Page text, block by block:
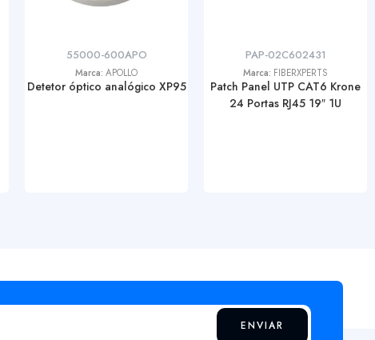
55000-600APO
Marca: APOLLO
Detetor óptico analógico XP95
PAP-02C602431
Marca: FIBERXPERTS
Patch Panel UTP CAT6 Krone
24 Portas RJ45 19″ 1U
ENVIAR